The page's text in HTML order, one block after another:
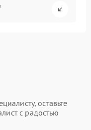
оставьте
с радостью